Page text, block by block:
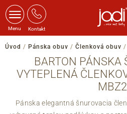
Menu Kontakt
Úvod / Pánska obuv / Členková obuv /
BARTON PÁNSKA
VYTEPLENÁ
MBZ2
Pánska elegantná šnurovacia